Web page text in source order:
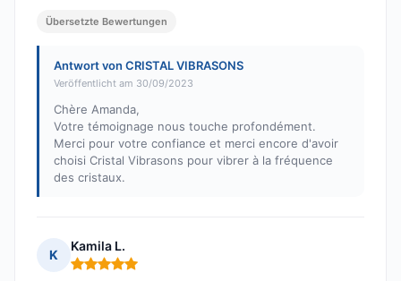
Übersetzte Bewertungen
Antwort von CRISTAL VIBRASONS
Veröffentlicht am 30/09/2023
Chère Amanda,
Votre témoignage nous touche profondément.
Merci pour votre confiance et merci encore d'avoir
choisi Cristal Vibrasons pour vibrer à la fréquence
des cristaux.
K
Kamila L.
Hinweis: 5 von 5